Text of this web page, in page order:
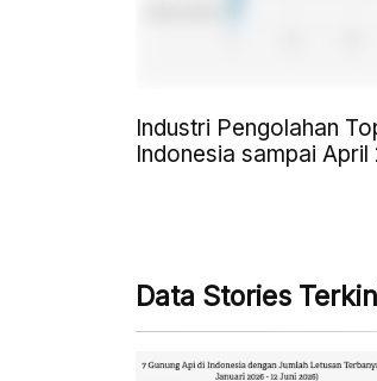
Industri Pengolahan
Indonesia sampai April
Data Stories